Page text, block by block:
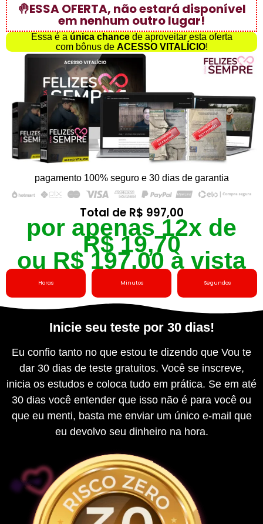
🤚ESSA OFERTA, não estará disponível
em nenhum outro lugar!
Essa é a única chancede aproveitar esta oferta
com bônus de ACESSO VITALÍCIO!
pagamento 100% seguro e 30 dias de garantia
Total de R$ 997,00
por apenas 12x de
R$ 19,70
ou R$ 197,00 à vista
Horas Minutos Segundos
Inicie seu teste por 30 dias!​
Eu confio tanto no que estou te dizendo que Vou te
dar 30 dias de teste gratuitos. Você se inscreve,
inicia os estudos e coloca tudo em prática. Se em até
30 dias você entender que isso não é para você ou
que eu menti, basta me enviar um único e-mail que
eu devolvo seu dinheiro na hora.